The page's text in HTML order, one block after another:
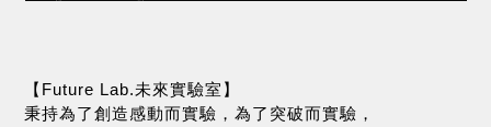
【Future Lab.未來實驗室】
秉持為了創造感動而實驗，為了突破而實驗，